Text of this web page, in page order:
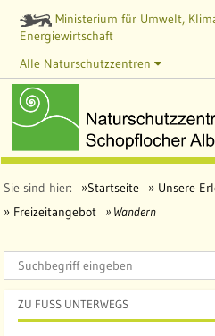
Ministerium für Umwelt,
Energiewirtschaft
Alle Naturschutzzentren
Sie sind hier: Startseite
Unsere
Freizeitangebot
Wandern
ZU FUSS UNTERWEGS